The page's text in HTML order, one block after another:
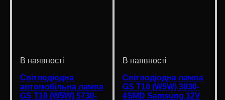
Світлодіодна
автомобільна лампа
GS T10 (W5W) 5730-
Світлодіодна лампа
GS T10 (W5W) 3030-
4SMD Samsung 12V